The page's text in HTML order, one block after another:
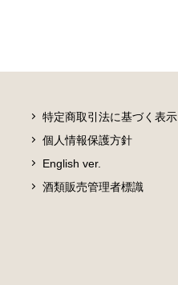
特定商取引法に基づく表示
個人情報保護方針
English ver.
酒類販売管理者標識